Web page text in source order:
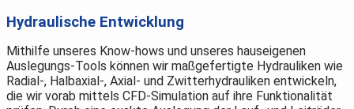
Hydraulische Entwicklung
Mithilfe unseres Know-hows und unseres hauseigenen
Auslegungs-Tools können wir maßgefertigte Hydrauliken wie
Radial-, Halbaxial-, Axial- und Zwitterhydrauliken entwickeln,
die wir vorab mittels CFD-Simulation auf ihre Funktionalität